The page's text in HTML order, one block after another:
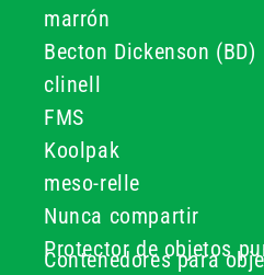
marrón
Becton Dickenson (BD)
clinell
FMS
Koolpak
meso-relle
Nunca compartir
Protector de objetos
Contenedores para